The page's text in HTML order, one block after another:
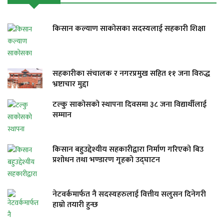
किसान कल्याण साकोसका सदस्यलाई सहकारी शिक्षा
सहकारीका संचालक र नगरप्रमुख सहित ११ जना विरुद्ध
भ्रष्टाचार मुद्दा
टल्कु साकोसको स्थापना दिवसमा ३८ जना विद्यार्थीलाई
सम्मान
किसान बहुउद्देश्यीय सहकारीद्वारा निर्माण गरिएको बिउ
प्रशोधन तथा भण्डारण गृहको उद्घाटन
नेटवर्कमार्फत नै सदस्यहरुलाई वित्तीय सलुसन दिनेगरी
हाम्रो तयारी हुन्छ